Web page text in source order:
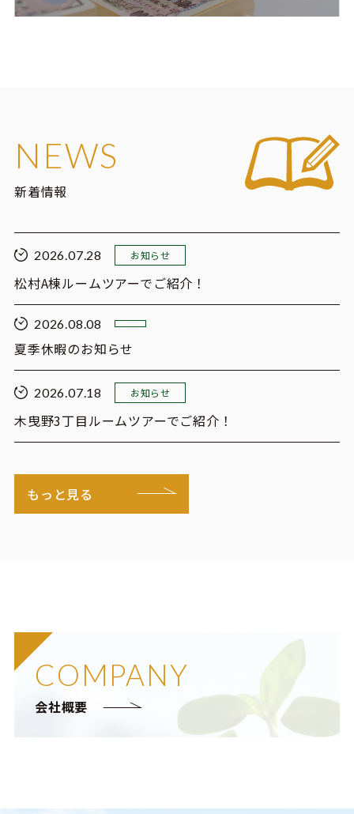
NEWS
新着情報
2026.07.28 お知らせ
松村A棟ルームツアーでご紹介！
2026.08.08
夏季休暇のお知らせ
2026.07.18 お知らせ
木曳野3丁目ルームツアーでご紹介！
もっと見る
COMPANY
会社概要